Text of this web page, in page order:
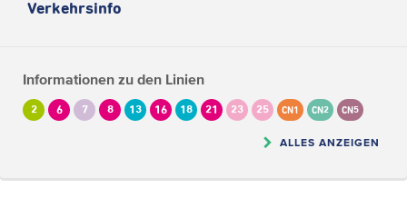
Verkehrsinfo
Informationen zu den Linien
2 6 7 8 13 16 18 21 23 25 CN1 CN2 CN5
ALLES ANZEIGEN